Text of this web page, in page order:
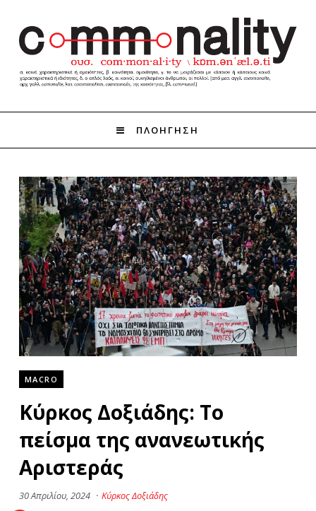
ΠΛΟΗΓΗΣΗ
MACRO
Κύρκος Δοξιάδης: Το
πείσμα της ανανεωτικής
Αριστεράς
30 Απριλίου, 2024 · Κύρκος Δοξιάδης